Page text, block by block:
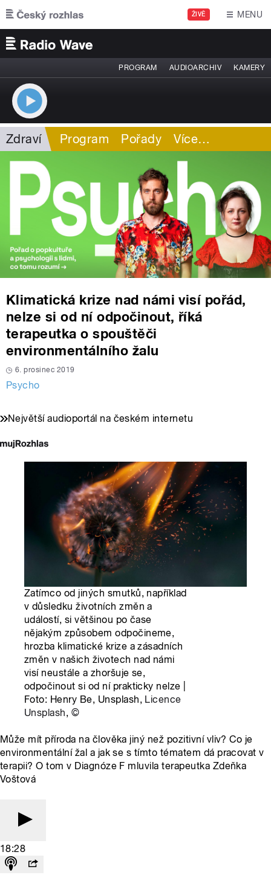
Přejít k hlavnímu obsahu
ŽIVĚ MENU
PROGRAM AUDIOARCHIV KAMERY
Zdraví Program Pořady Více…
Klimatická krize nad námi visí pořád,
nelze si od ní odpočinout, říká
terapeutka o spouštěči
environmentálního žalu
6. prosinec 2019
Psycho
Největší audioportál na českém internetu
Zatímco od jiných smutků, například
v důsledku životních změn a
událostí, si většinou po čase
nějakým způsobem odpočineme,
hrozba klimatické krize a zásadních
změn v našich životech nad námi
visí neustále a zhoršuje se,
odpočinout si od ní prakticky nelze |
Foto: Henry Be, Unsplash, Licence
Unsplash, ©
Může mít příroda na člověka jiný než pozitivní vliv? Co je
environmentální žal a jak se s tímto tématem dá pracovat v
terapii? O tom v Diagnóze F mluvila terapeutka Zdeňka
Voštová
18:28